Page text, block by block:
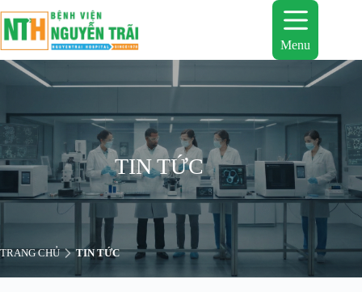
đến
phần
nội
dung
Menu
TIN TỨC
TRANG CHỦ TIN TỨC